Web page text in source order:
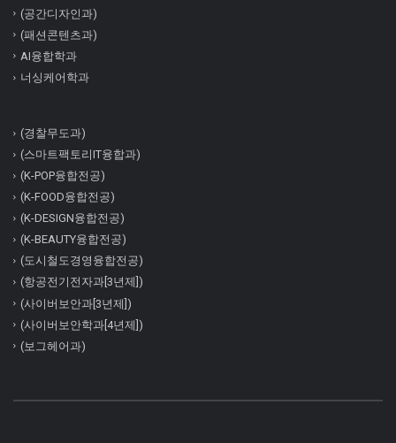
(공간디자인과)
(패션콘텐츠과)
AI융합학과
너싱케어학과
(경찰무도과)
(스마트팩토리IT융합과)
(K-POP융합전공)
(K-FOOD융합전공)
(K-DESIGN융합전공)
(K-BEAUTY융합전공)
(도시철도경영융합전공)
(항공전기전자과[3년제])
(사이버보안과[3년제])
(사이버보안학과[4년제])
(보그헤어과)